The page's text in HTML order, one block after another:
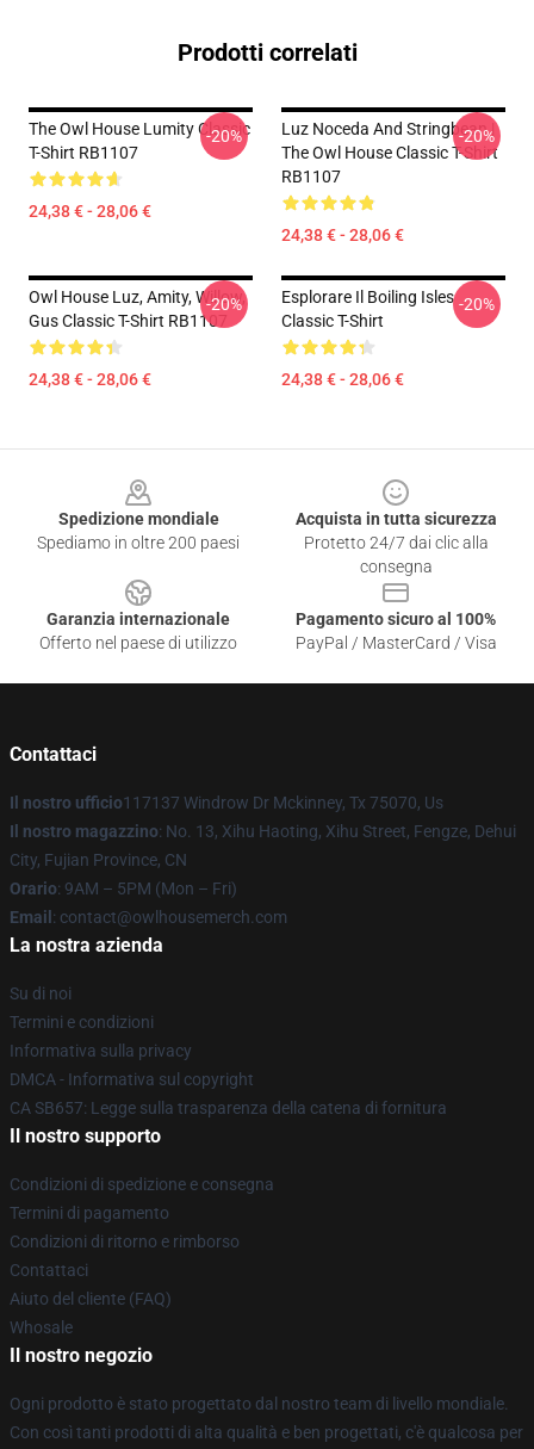
Prodotti correlati
The Owl House Lumity Classic
T-Shirt RB1107
24,38 € - 28,06 €
-20%
Luz Noceda And Stringbean |
The Owl House Classic T-Shirt
RB1107
24,38 € - 28,06 €
-20%
Owl House Luz, Amity, Willow,
Gus Classic T-Shirt RB1107
24,38 € - 28,06 €
-20%
Esplorare Il Boiling Isles
Classic T-Shirt
24,38 € - 28,06 €
-20%
Spedizione mondiale
Spediamo in oltre 200 paesi
Acquista in tutta sicurezza
Protetto 24/7 dai clic alla
consegna
Garanzia internazionale
Offerto nel paese di utilizzo
Pagamento sicuro al 100%
PayPal / MasterCard / Visa
Contattaci
Il nostro ufficio117137 Windrow Dr Mckinney, Tx 75070, Us
Il nostro magazzino: No. 13, Xihu Haoting, Xihu Street, Fengze, Dehui
City, Fujian Province, CN
Orario: 9AM – 5PM (Mon – Fri)
Email : contact@owlhousemerch.com
La nostra azienda
Su di noi
Termini e condizioni
Informativa sulla privacy
DMCA - Informativa sul copyright
CA SB657: Legge sulla trasparenza della catena di fornitura
Il nostro supporto
Condizioni di spedizione e consegna
Termini di pagamento
Condizioni di ritorno e rimborso
Contattaci
Aiuto del cliente (FAQ)
Whosale
Il nostro negozio
Ogni prodotto è stato progettato dal nostro team di livello mondiale.
Con così tanti prodotti di alta qualità e ben progettati, c'è qualcosa per